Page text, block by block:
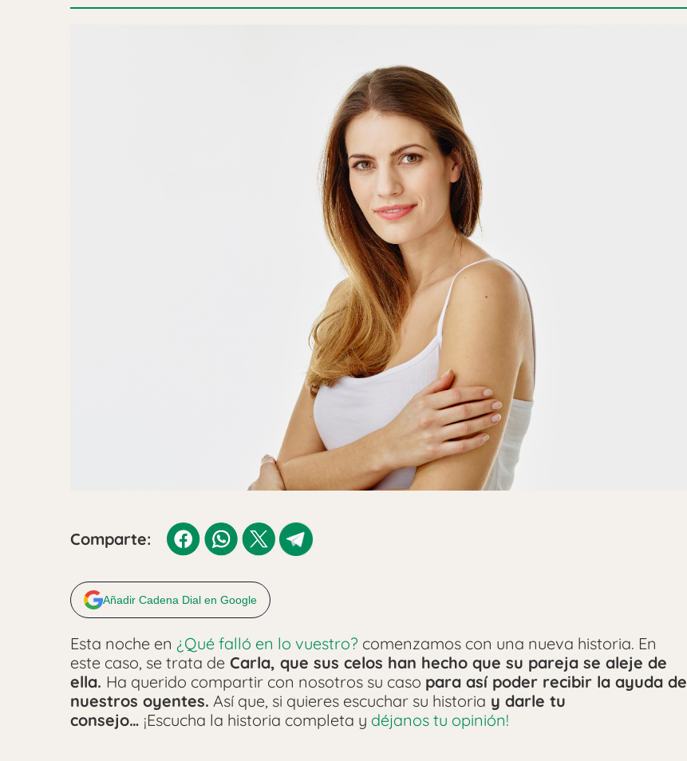
Comparte:
Añadir Cadena Dial en Google
Esta noche en ¿Qué falló en lo vuestro? comenzamos con una nueva historia. En
este caso, se trata de Carla, que sus celos han hecho que su pareja se aleje de
ella. Ha querido compartir con nosotros su caso para así poder recibir la ayuda de
nuestros oyentes. Así que, si quieres escuchar su historia y darle tu
consejo… ¡Escucha la historia completa y déjanos tu opinión!